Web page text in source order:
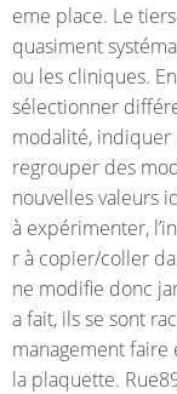
eme place. Le
quasiment
ou les cliniques.
sélectionner
modalité, indiquer
regrouper des
nouvelles valeurs
à expérimenter,
r à copier/coller
ne modifie donc
a fait, ils se sont
management
la plaquette.